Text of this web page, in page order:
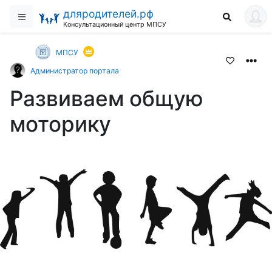
дляродителей.рф
Консультационный центр МПСУ
МПСУ
Администратор портала
Развиваем общую
моторику